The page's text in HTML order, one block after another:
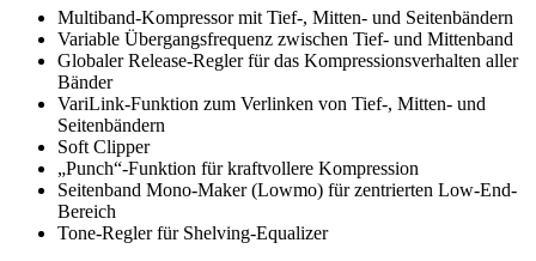
Multiband-Kompressor mit Tief-, Mitten- und Seitenbändern
Variable Übergangsfrequenz zwischen Tief- und Mittenband
Globaler Release-Regler für das Kompressionsverhalten aller
Bänder
VariLink-Funktion zum Verlinken von Tief-, Mitten- und
Seitenbändern
Soft Clipper
„Punch“-Funktion für kraftvollere Kompression
Seitenband Mono-Maker (Lowmo) für zentrierten Low-End-
Bereich
Tone-Regler für Shelving-Equalizer